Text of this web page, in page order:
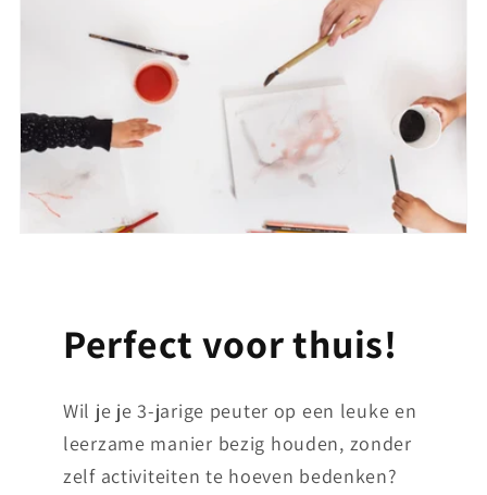
Perfect voor thuis!
Wil je je 3-jarige peuter op een leuke en
leerzame manier bezig houden, zonder
zelf activiteiten te hoeven bedenken?